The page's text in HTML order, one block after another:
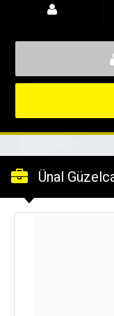
Ünal